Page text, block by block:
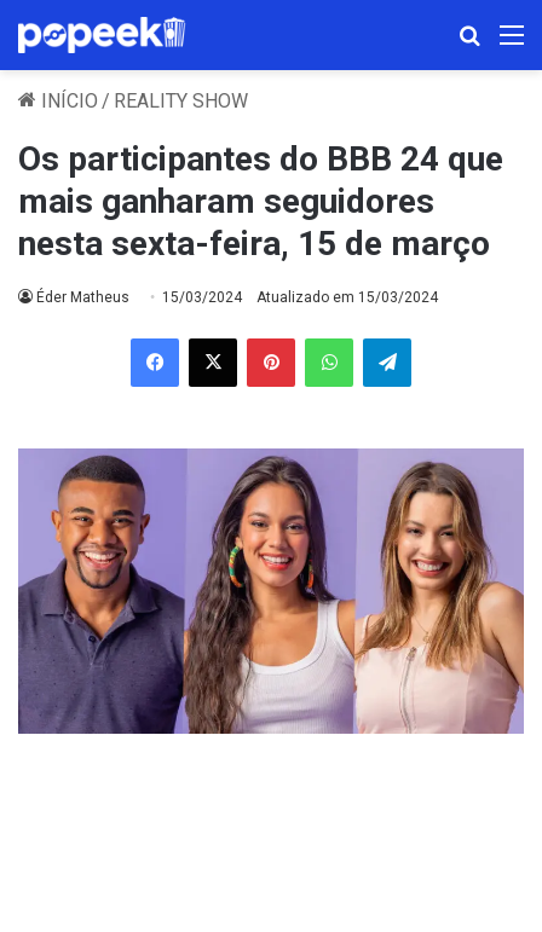
INÍCIO / REALITY SHOW
Os participantes do BBB 24 que
mais ganharam seguidores
nesta sexta-feira, 15 de março
Éder Matheus 15/03/2024 Atualizado em 15/03/2024
Facebook
X PinterestWhatsAppTelegram